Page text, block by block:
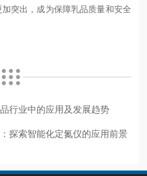
突出，成为保障乳品质量和安全
行业中的应用及发展趋势
探索智能化定氮仪的应用前景